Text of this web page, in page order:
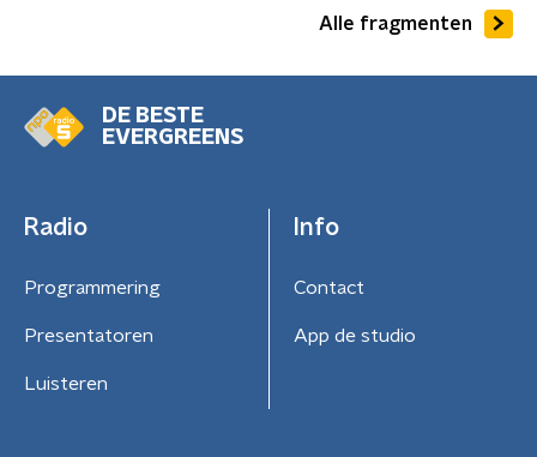
Alle fragmenten
DE BESTE
EVERGREENS
Radio
Programmering
Presentatoren
Luisteren
Info
Contact
App de studio